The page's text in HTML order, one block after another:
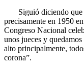
Siguió diciendo que
precisamente en 1950
Congreso Nacional
unos jueces y
alto principalmente,
corona”.